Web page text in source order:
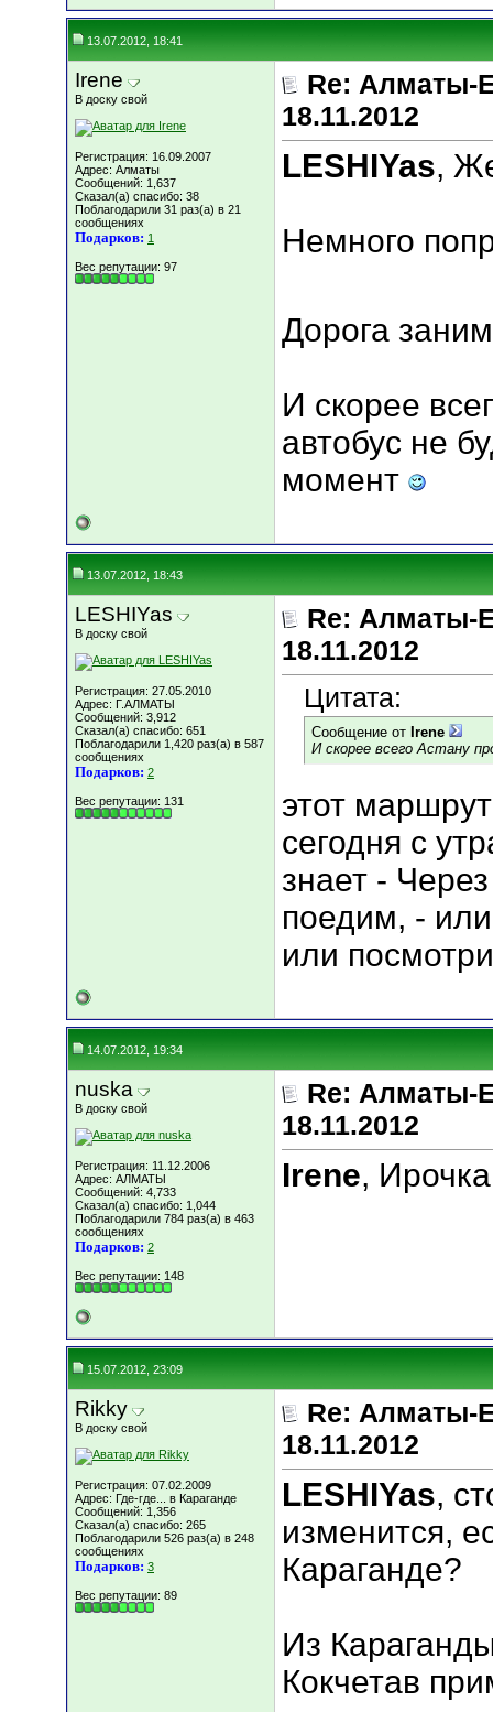
13.07.2012, 18:41
Irene
В доску свой
Регистрация: 16.09.2007
Адрес: Алматы
Сообщений: 1,637
Сказал(а) спасибо: 38
Поблагодарили 31 раз(а) в 21
сообщениях
Подарков: 1
Вес репутации: 97
Re: Алматы-
18.11.2012
LESHIYas,
Немного
Дорога
И скорее
автобус не
момент
13.07.2012, 18:43
LESHIYas
В доску свой
Регистрация: 27.05.2010
Адрес: Г.АЛМАТЫ
Сообщений: 3,912
Сказал(а) спасибо: 651
Поблагодарили 1,420 раз(а) в 587
сообщениях
Подарков: 2
Вес репутации: 131
Re: Алматы-
18.11.2012
Цитата:
Сообщение от Irene
И скорее всего Астану
этот
сегодня с
знает -
поедим, -
или
14.07.2012, 19:34
nuska
В доску свой
Регистрация: 11.12.2006
Адрес: АЛМАТЫ
Сообщений: 4,733
Сказал(а) спасибо: 1,044
Поблагодарили 784 раз(а) в 463
сообщениях
Подарков: 2
Вес репутации: 148
Re: Алматы-
18.11.2012
Irene,
15.07.2012, 23:09
Rikky
В доску свой
Регистрация: 07.02.2009
Адрес: Где-где... в Караганде
Сообщений: 1,356
Сказал(а) спасибо: 265
Поблагодарили 526 раз(а) в 248
сообщениях
Подарков: 3
Вес репутации: 89
Re: Алматы-
18.11.2012
LESHIYas,
изменится,
Караганде?
Из
Кокчетав